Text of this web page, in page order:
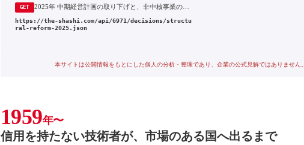
GET 2025年 中期経営計画の取り下げと、非中核事業の整理
https://the-shashi.com/api/6971/decisions/structu
ral-reform-2025.json
本サイトは公開情報をもとにした個人の分析・整理であり、企業の公式見解ではありません。
1959年〜
信用を持たない技術者が、市場のある国へ出るまで